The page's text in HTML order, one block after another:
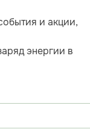
и акции,
энергии в